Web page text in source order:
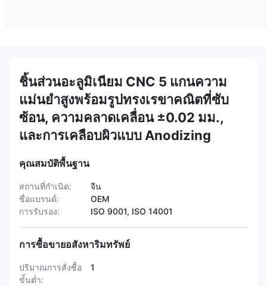
ชิ้นส่วนอะลูมิเนียม CNC 5 แกนความ
แม่นยำสูงพร้อมรูปทรงเรขาคณิตที่ซับ
ซ้อน, ความคลาดเคลื่อน ±0.02 มม.,
และการเคลือบผิวแบบ Anodizing
คุณสมบัติพื้นฐาน
สถานที่กำเนิด:
จีน
ชื่อแบรนด์:
OEM
การรับรอง:
ISO 9001, ISO 14001
การซื้อขายอสังหาริมทรัพย์
ปริมาณการสั่งซื้อ
ขั้นต่ำ:
1